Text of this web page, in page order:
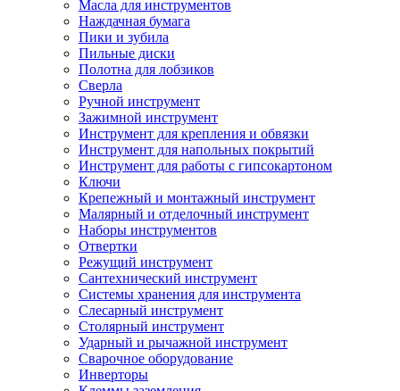
Масла для инструментов
Наждачная бумага
Пики и зубила
Пильные диски
Полотна для лобзиков
Сверла
Ручной инструмент
Зажимной инструмент
Инструмент для крепления и обвязки
Инструмент для напольных покрытий
Инструмент для работы с гипсокартоном
Ключи
Крепежный и монтажный инструмент
Малярный и отделочный инструмент
Наборы инструментов
Отвертки
Режущий инструмент
Сантехнический инструмент
Системы хранения для инструмента
Слесарный инструмент
Столярный инструмент
Ударный и рычажной инструмент
Сварочное оборудование
Инверторы